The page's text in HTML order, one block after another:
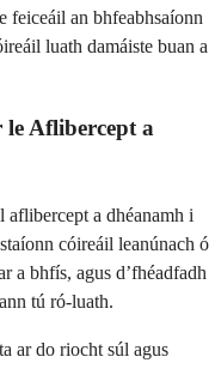
feiceáil an bhfeabhsaíonn
luath damáiste buan a
Aflibercept a
a dhéanamh i
cóireáil leanúnach ó
a bhfís, agus d’fhéadfadh
tú ró-luath.
ar do riocht súl agus